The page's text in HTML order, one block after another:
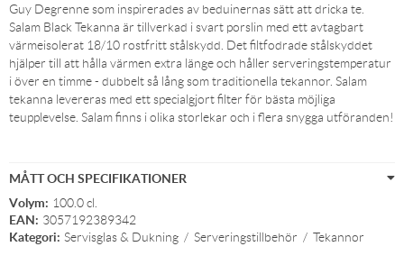
Guy Degrenne som inspirerades av beduinernas sätt att dricka te.
Salam Black Tekanna är tillverkad i svart porslin med ett avtagbart
värmeisolerat 18/10 rostfritt stålskydd. Det filtfodrade stålskyddet
hjälper till att hålla värmen extra länge och håller serveringstemperatur
i över en timme - dubbelt så lång som traditionella tekannor. Salam
tekanna levereras med ett specialgjort filter för bästa möjliga
teupplevelse. Salam finns i olika storlekar och i flera snygga utföranden!
MÅTT OCH SPECIFIKATIONER
Volym: 100.0 cl.
EAN: 3057192389342
Kategori: Servisglas & Dukning / Serveringstillbehör / Tekannor